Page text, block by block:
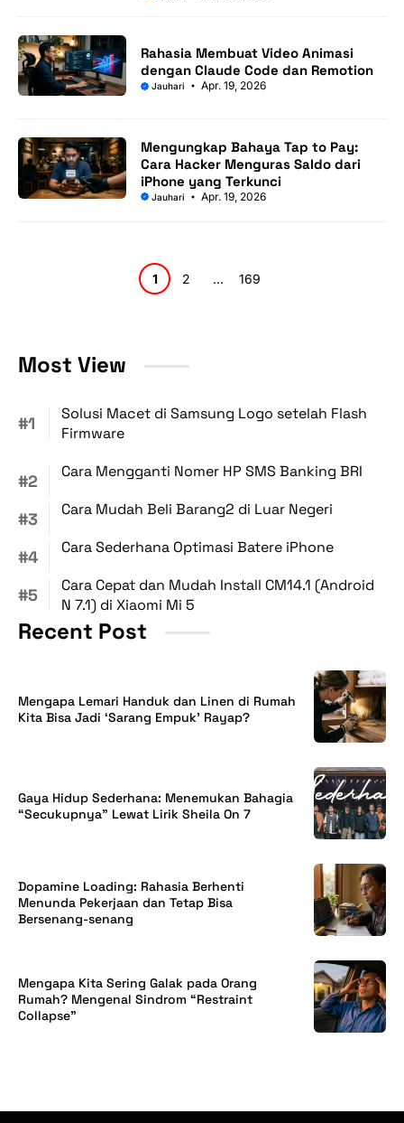
Rahasia Membuat Video Animasi
dengan Claude Code dan Remotion
Jauhari Apr. 19, 2026
Mengungkap Bahaya Tap to Pay:
Cara Hacker Menguras Saldo dari
iPhone yang Terkunci
Jauhari Apr. 19, 2026
Halaman
1 Halaman
2 … Halaman
169
Most View
Solusi Macet di Samsung Logo setelah Flash
Firmware
Cara Mengganti Nomer HP SMS Banking BRI
Cara Mudah Beli Barang2 di Luar Negeri
Cara Sederhana Optimasi Batere iPhone
Cara Cepat dan Mudah Install CM14.1 (Android
N 7.1) di Xiaomi Mi 5
Recent Post
Mengapa Lemari Handuk dan Linen di Rumah
Kita Bisa Jadi ‘Sarang Empuk’ Rayap?
Gaya Hidup Sederhana: Menemukan Bahagia
“Secukupnya” Lewat Lirik Sheila On 7
Dopamine Loading: Rahasia Berhenti
Menunda Pekerjaan dan Tetap Bisa
Bersenang-senang
Mengapa Kita Sering Galak pada Orang
Rumah? Mengenal Sindrom “Restraint
Collapse”